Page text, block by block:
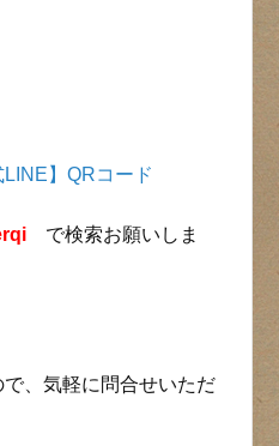
LINE】QRコード
で検索お願いしま
、気軽に問合せいただ